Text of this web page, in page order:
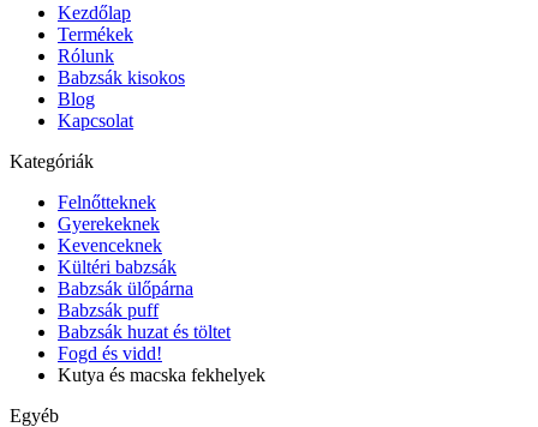
Kezdőlap
Termékek
Rólunk
Babzsák kisokos
Blog
Kapcsolat
Kategóriák
Felnőtteknek
Gyerekeknek
Kevenceknek
Kültéri babzsák
Babzsák ülőpárna
Babzsák puff
Babzsák huzat és töltet
Fogd és vidd!
Kutya és macska fekhelyek
Egyéb